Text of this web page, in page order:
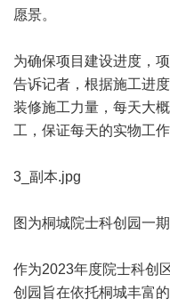
愿景。
为确保项目建设进度，
告诉记者，根据施工进
装修施工力量，每天大
工，保证每天的实物工作
3_副本.jpg
图为桐城院士科创园一
作为2023年度院士科创
创园旨在依托桐城丰富